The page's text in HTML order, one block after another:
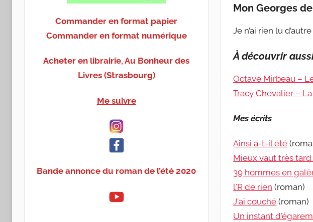
Mon Georges
Je n’ai rien lu
À découvrir
Octave Mirbeau –
Tracy Chevalier –
Mes écrits
Ainsi a-t-il été
Mieux vaut très
39 hommes en
l'R de rien (roman)
J'ai couché (roman)
Un instant
Commander en format papier
Commander en format numérique
Acheter en librairie, Au Bonheur des
Livres (Strasbourg)
Me suivre
Bande annonce du roman de l’été 2020